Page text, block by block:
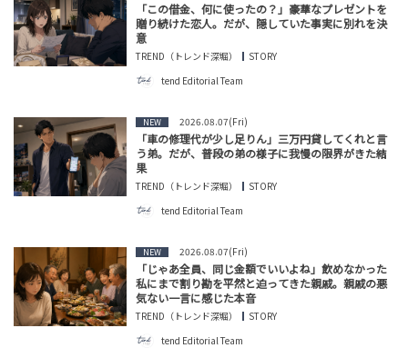
「この借金、何に使ったの？」豪華なプレゼントを
贈り続けた恋人。だが、隠していた事実に別れを決
意
TREND（トレンド深堀）
STORY
tend Editorial Team
NEW 2026.08.07(Fri)
「車の修理代が少し足りん」三万円貸してくれと言
う弟。だが、普段の弟の様子に我慢の限界がきた結
果
TREND（トレンド深堀）
STORY
tend Editorial Team
NEW 2026.08.07(Fri)
「じゃあ全員、同じ金額でいいよね」飲めなかった
私にまで割り勘を平然と迫ってきた親戚。親戚の悪
気ない一言に感じた本音
TREND（トレンド深堀）
STORY
tend Editorial Team